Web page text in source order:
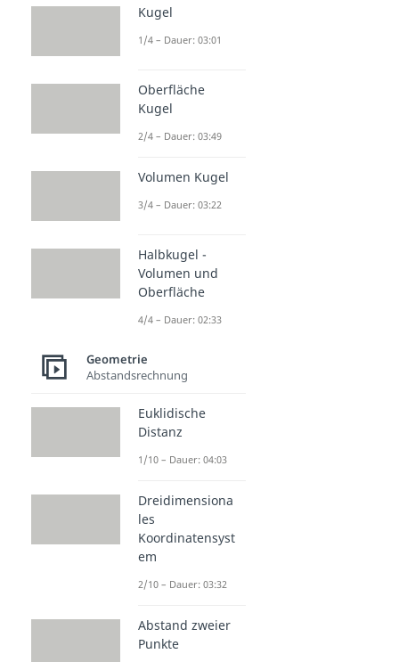
Kugel
1/4 – Dauer: 03:01
Oberfläche
Kugel
2/4 – Dauer: 03:49
Volumen Kugel
3/4 – Dauer: 03:22
Halbkugel -
Volumen und
Oberfläche
4/4 – Dauer: 02:33
Geometrie
Abstandsrechnung
Euklidische
Distanz
1/10 – Dauer: 04:03
Dreidimensiona
les
Koordinatensyst
em
2/10 – Dauer: 03:32
Abstand zweier
Punkte